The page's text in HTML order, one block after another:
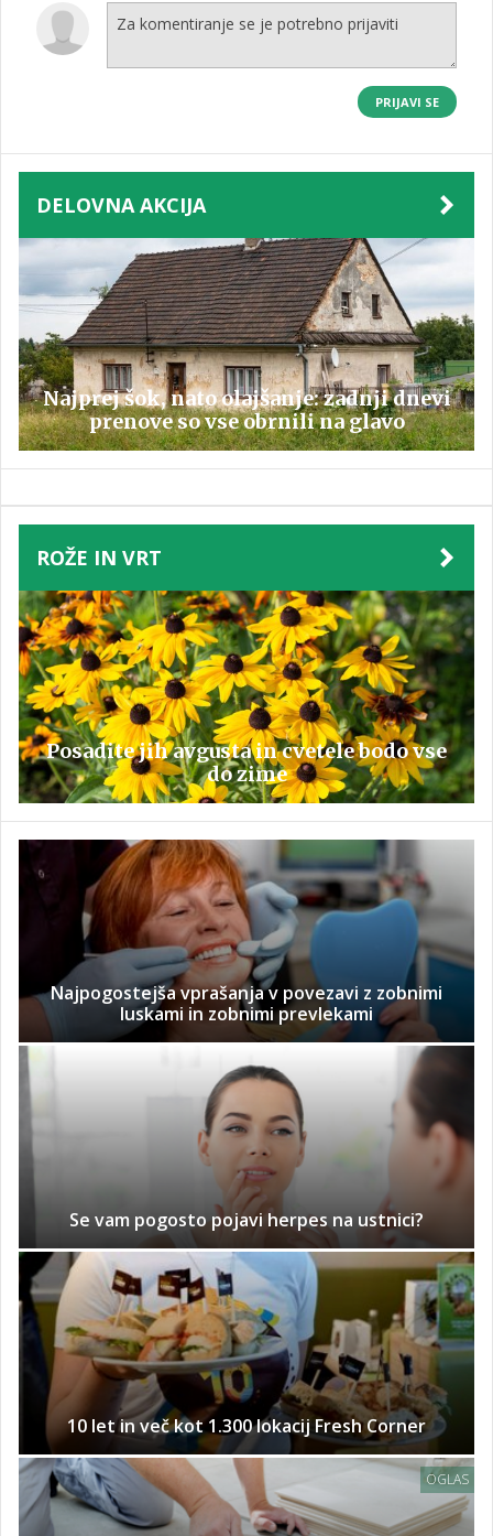
PRIJAVI SE
DELOVNA AKCIJA
Najprej šok, nato olajšanje: zadnji dnevi
prenove so vse obrnili na glavo
ROŽE IN VRT
Posadite jih avgusta in cvetele bodo vse
do zime
Najpogostejša vprašanja v povezavi z zobnimi
luskami in zobnimi prevlekami
Se vam pogosto pojavi herpes na ustnici?
10 let in več kot 1.300 lokacij Fresh Corner
OGLAS